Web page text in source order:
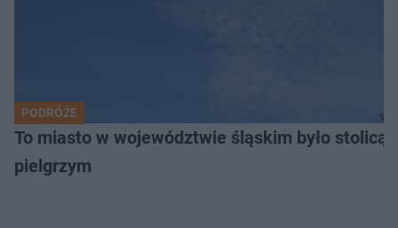
PODRÓŻE
To miasto w województwie śląskim było
pielgrzym